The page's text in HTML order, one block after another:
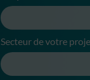
Secteur de votre